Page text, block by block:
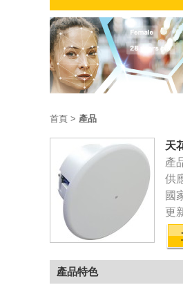
首頁 > 產品
天
產
供
國
更
產品特色